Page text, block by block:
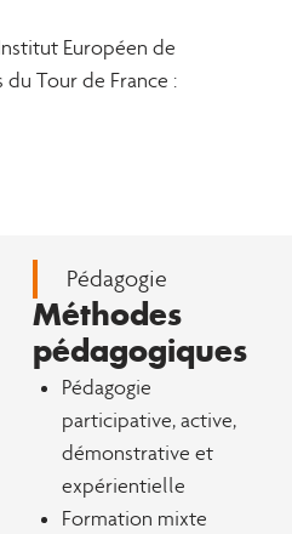
Européen de
Tour de France :
Pédagogie
Méthodes
pédagogiques
Pédagogie
participative, active,
démonstrative et
expérientielle
Formation mixte